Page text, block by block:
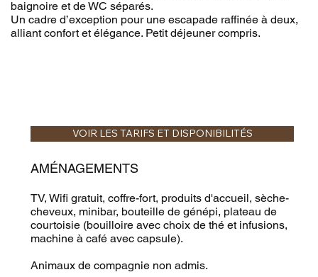
baignoire et de WC séparés.
Un cadre d’exception pour une escapade raffinée à deux,
alliant confort et élégance. Petit déjeuner compris.
VOIR LES TARIFS ET DISPONIBILITÉS
AMÉNAGEMENTS
TV, Wifi gratuit, coffre-fort, produits d'accueil, sèche-
cheveux, minibar, bouteille de génépi, plateau de
courtoisie (bouilloire avec choix de thé et infusions,
machine à café avec capsule).
Animaux de compagnie non admis.